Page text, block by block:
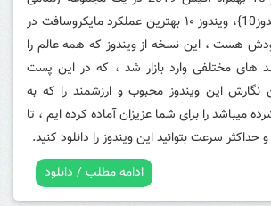
نسخه های جدید ویندوز10}، ویندوز ۱۰ بهترین عملکرد مایکروسافت در
هست ، این نسخه از ویندوز که همه عالم را
های مختلفی وارد بازار شد ، که در این پست
نگارش این ویندوز محبوب و ارزشمند را که به
میباشد را برای شما عزیزان آماده کرده ایم ، تا
سرعت بتوانید این ویندوز را دانلود کنید.
ادامه مطلب / دانلود